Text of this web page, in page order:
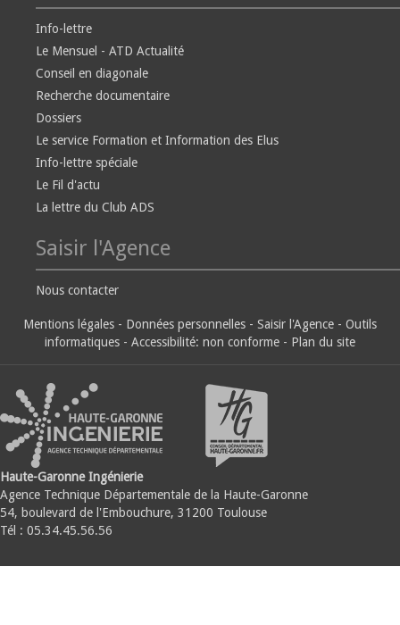
Info-lettre
Le Mensuel - ATD Actualité
Conseil en diagonale
Recherche documentaire
Dossiers
Le service Formation et Information des Elus
Info-lettre spéciale
Le Fil d'actu
La lettre du Club ADS
Saisir l'Agence
Nous contacter
Mentions légales - Données personnelles - Saisir l'Agence - Outils
informatiques - Accessibilité: non conforme - Plan du site
Haute-Garonne Ingénierie
Agence Technique Départementale de la Haute-Garonne
54, boulevard de l'Embouchure, 31200 Toulouse
Tél : 05.34.45.56.56